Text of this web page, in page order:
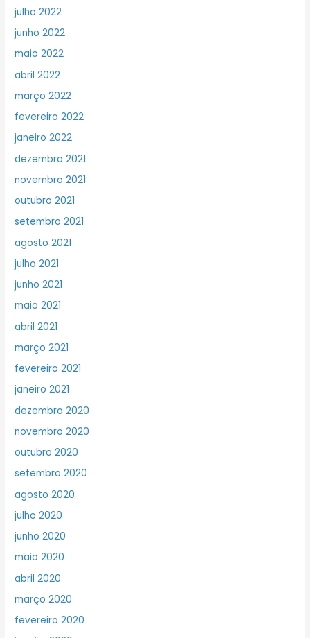
julho 2022
junho 2022
maio 2022
abril 2022
março 2022
fevereiro 2022
janeiro 2022
dezembro 2021
novembro 2021
outubro 2021
setembro 2021
agosto 2021
julho 2021
junho 2021
maio 2021
abril 2021
março 2021
fevereiro 2021
janeiro 2021
dezembro 2020
novembro 2020
outubro 2020
setembro 2020
agosto 2020
julho 2020
junho 2020
maio 2020
abril 2020
março 2020
fevereiro 2020